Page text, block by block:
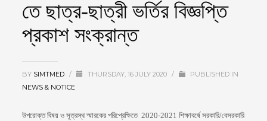
তে ছাত্র-ছাত্রী ভর্তির বিজ্ঞপ্তি
প্রকাশ সংক্রান্ত
BY SIMTMED / THURSDAY, 16 JULY 2020 /
PUBLISHED IN
NEWS & NOTICE
উপরোক্ত বিষয় ও সূত্রস্থ স্মারকের পরিপ্রেক্ষিতে 2020-2021 শিক্ষাবর্ষে সরকারি/বেসরকারি